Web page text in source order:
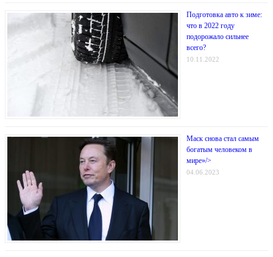
Подготовка авто к зиме:
что в 2022 году
подорожало сильнее
всего?
10.11.2022
Маск снова стал самым
богатым человеком в
мире»/>
04.06.2023